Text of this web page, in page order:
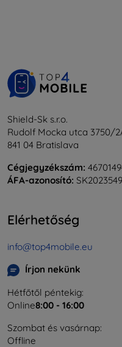
Shield-Sk s.r.o.
Rudolf Mocka utca 3750/
841 04 Bratislava
Cégjegyzékszám:
ÁFA-azonosító:
Elérhetőség
info@top4mobile.eu
Írjon nekünk
Hétfőtől péntekig:
Online8:00 - 16:00
Szombat és vasárnap:
Offline